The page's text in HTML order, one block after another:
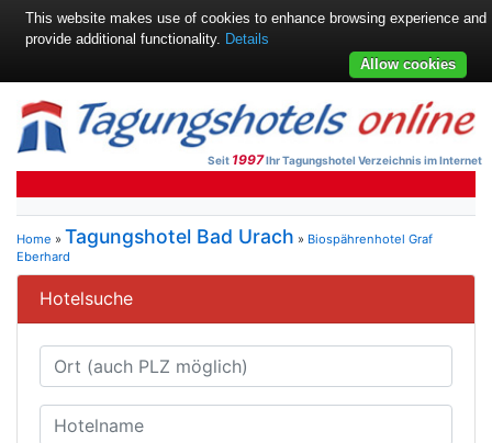
Seit 1997Ihr Tagungshotel Verzeichnis im Internet
Home » Tagungshotel Bad Urach » Biospährenhotel Graf
Eberhard
Hotelsuche
This website makes use of cookies to enhance browsing experience and
provide additional functionality. Details
Allow cookies